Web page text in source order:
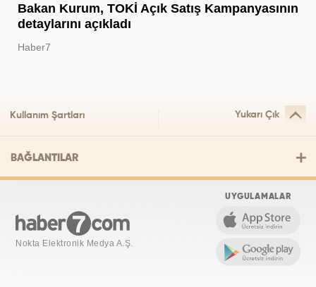
Bakan Kurum, TOKİ Açık Satış Kampanyasının
detaylarını açıkladı
Haber7
Kullanım Şartları Yukarı Çık
BAĞLANTILAR
Nokta Elektronik Medya A.Ş.
UYGULAMALAR